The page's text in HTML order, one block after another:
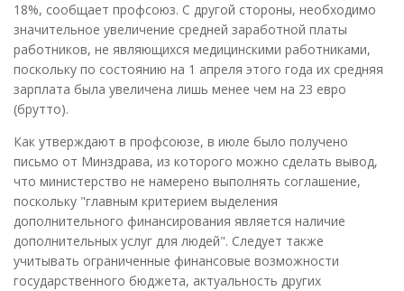
18%, сообщает профсоюз. С другой стороны, необходимо
значительное увеличение средней заработной платы
работников, не являющихся медицинскими работниками,
поскольку по состоянию на 1 апреля этого года их средняя
зарплата была увеличена лишь менее чем на 23 евро
(брутто).
Как утверждают в профсоюзе, в июле было получено
письмо от Минздрава, из которого можно сделать вывод,
что министерство не намерено выполнять соглашение,
поскольку "главным критерием выделения
дополнительного финансирования является наличие
дополнительных услуг для людей". Следует также
учитывать ограниченные финансовые возможности
государственного бюджета, актуальность других